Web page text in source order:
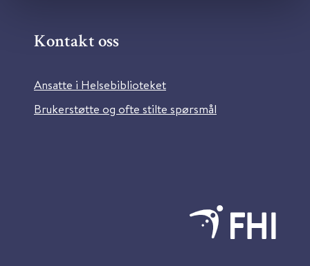
Kontakt oss
Ansatte i Helsebiblioteket
Brukerstøtte og ofte stilte spørsmål